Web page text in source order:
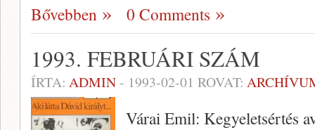
Bővebben 0 Comments
1993. FEBRUÁRI SZÁM
ÍRTA: ADMIN- 1993-02-01 ROVAT:
Várai Emil: Kegyeletsértés